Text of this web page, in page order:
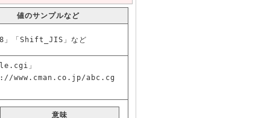
値のサンプルなど
」「Shift_JIS」など
」
www.cman.co.jp/abc.cg
意味